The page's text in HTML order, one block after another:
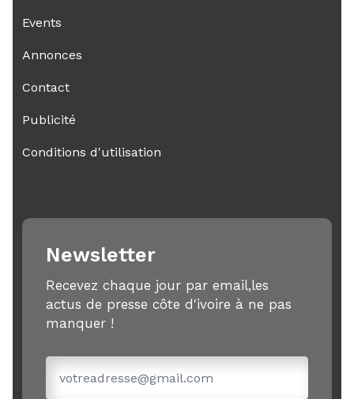
Events
Annonces
Contact
Publicité
Conditions d'utilisation
Newsletter
Recevez chaque jour par email,les
actus de presse côte d'ivoire à ne pas
manquer !